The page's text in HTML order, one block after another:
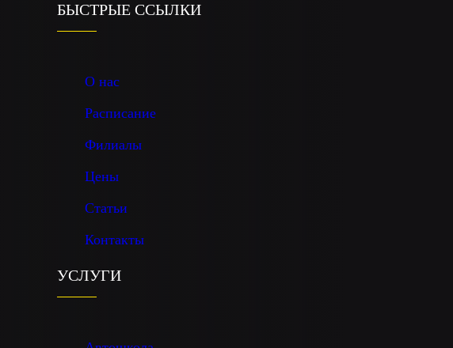
БЫСТРЫЕ ССЫЛКИ
О нас
Расписание
Филиалы
Цены
Статьи
Контакты
УСЛУГИ